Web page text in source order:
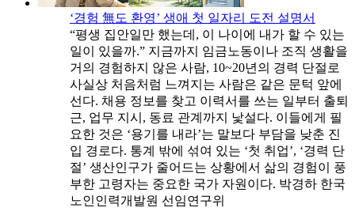
‘경험 無도 환영’ 생애 첫 일자리 도전 설명서
“평생 집안일만 했는데, 이 나이에 내가 할 수 있는
일이 있을까.” 지금까지 임금노동이나 조직 생활을
거의 경험하지 않은 사람, 10~20년의 경력 단절로
사실상 처음처럼 느껴지는 사람은 같은 문턱 앞에
선다. 채용 정보를 찾고 이력서를 쓰는 일부터 출퇴
근, 업무 지시, 동료 관계까지 낯설다. 이들에게 필
요한 것은 ‘용기를 내라’는 말보다 부담을 낮춘 진
입 경로다. 통계 밖에 섞여 있는 ‘첫 취업’, ‘경력 단
절’ 생산인구가 줄어드는 상황에서 삶의 경험이 풍
부한 고령자는 중요한 국가 자원이다. 박경하 한국
노인인력개발원 선임연구위